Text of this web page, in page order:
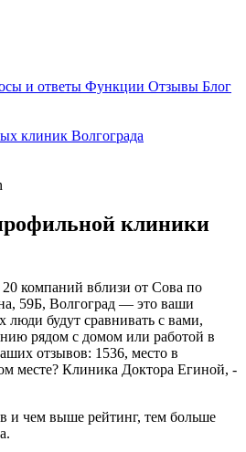
и ответы Функции Отзывы Блог
клиник Волгограда
клиники
компаний вблизи от Сова по
59Б, Волгоград — это ваши
будут сравнивать с вами,
рядом с домом или работой в
отзывов: 1536, место в
месте? Клиника Доктора Егиной, -
и чем выше рейтинг, тем больше